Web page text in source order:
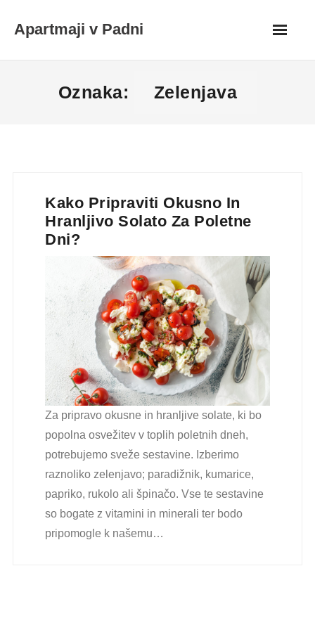
Apartmaji v Padni
Oznaka: Zelenjava
Kako Pripraviti Okusno In
Hranljivo Solato Za Poletne
Dni?
Za pripravo okusne in hranljive solate, ki bo
popolna osvežitev v toplih poletnih dneh,
potrebujemo sveže sestavine. Izberimo
raznoliko zelenjavo; paradižnik, kumarice,
papriko, rukolo ali špinačo. Vse te sestavine
so bogate z vitamini in minerali ter bodo
pripomogle k našemu…